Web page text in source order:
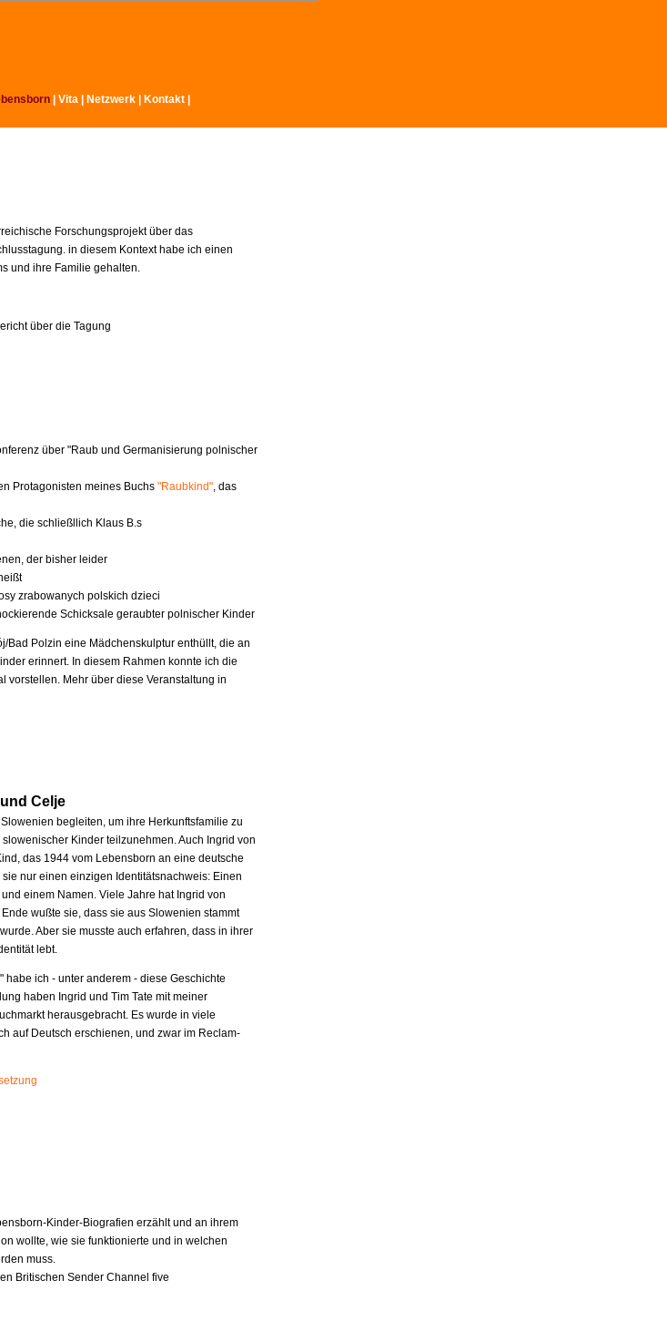
Vita Netzwerk Kontakt
Forschungsprojekt über das
in diesem Kontext habe ich einen
und ihre Familie gehalten.
über die Tagung
über "Raub und Germanisierung polnischer
Protagonisten meines Buchs "Raubkind", das
die schließllich Klaus B.s
der bisher leider
zrabowanych polskich dzieci
Schicksale geraubter polnischer Kinder
Bad Polzin eine Mädchenskulptur enthüllt, die an
erinnert. In diesem Rahmen konnte ich die
vorstellen. Mehr über diese Veranstaltung in
Celje
begleiten, um ihre Herkunftsfamilie zu
Kinder teilzunehmen. Auch Ingrid von
das 1944 vom Lebensborn an eine deutsche
nur einen einzigen Identitätsnachweis: Einen
einem Namen. Viele Jahre hat Ingrid von
wußte sie, dass sie aus Slowenien stammt
Aber sie musste auch erfahren, dass in ihrer
lebt.
ich - unter anderem - diese Geschichte
haben Ingrid und Tim Tate mit meiner
herausgebracht. Es wurde in viele
auf Deutsch erschienen, und zwar im Reclam-
Kinder-Biografien erzählt und an ihrem
wollte, wie sie funktionierte und in welchen
muss.
Britischen Sender Channel five